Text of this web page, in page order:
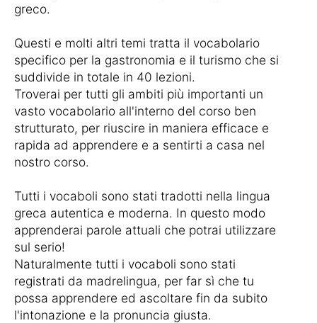
greco.
Questi e molti altri temi tratta il vocabolario
specifico per la gastronomia e il turismo che si
suddivide in totale in 40 lezioni.
Troverai per tutti gli ambiti più importanti un
vasto vocabolario all'interno del corso ben
strutturato, per riuscire in maniera efficace e
rapida ad apprendere e a sentirti a casa nel
nostro corso.
Tutti i vocaboli sono stati tradotti nella lingua
greca autentica e moderna. In questo modo
apprenderai parole attuali che potrai utilizzare
sul serio!
Naturalmente tutti i vocaboli sono stati
registrati da madrelingua, per far sì che tu
possa apprendere ed ascoltare fin da subito
l'intonazione e la pronuncia giusta.